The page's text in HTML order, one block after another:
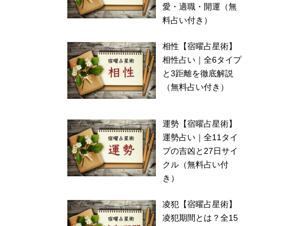
愛・適職・開運（無
料占い付き）
相性【宿曜占星術】
相性占い｜全6タイプ
と3距離を徹底解説
（無料占い付き）
運勢【宿曜占星術】
運勢占い｜全11タイ
プの吉凶と27日サイ
クル（無料占い付
き）
凌犯【宿曜占星術】
凌犯期間とは？全15